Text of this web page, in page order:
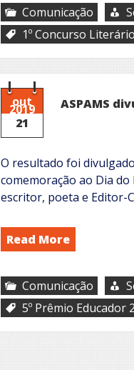
Comunicação
1º Concurso
out
2019
21
ASPAMS
O resultado foi
comemoração ao Dia
escritor, poeta e Editor-
Read More
Comunicação
5º Prêmio Educador